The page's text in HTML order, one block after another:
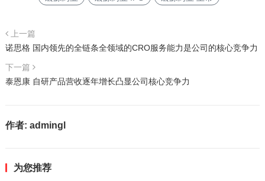
上一篇
诺思格 国内领先的全链条全领域的CRO服务能力是公司的核心竞争力
下一篇
泰恩康 自研产品营收逐年增长凸显公司核心竞争力
作者: admingl
为您推荐